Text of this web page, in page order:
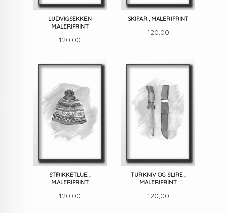
LUDVIGSEKKEN
MALERIPRINT
Pris
120,00
SKIPAR , MALERIPRINT
Pris
120,00
STRIKKETLUE ,
MALERIPRINT
Pris
120,00
TURKNIV OG SLIRE ,
MALERIPRINT
Pris
120,00